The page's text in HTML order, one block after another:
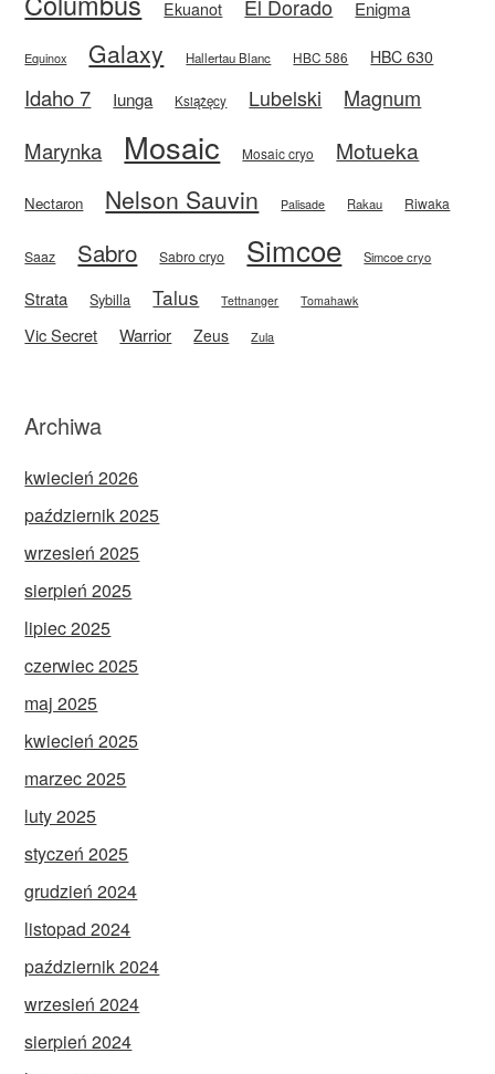
Ekuanot El Dorado Enigma
Equinox Galaxy Hallertau Blanc HBC 586 HBC 630
Idaho 7 Iunga Książęcy Lubelski
Magnum
Marynka
Mosaic Mosaic cryo Motueka
Nectaron Nelson Sauvin Palisade Rakau Riwaka
Saaz Sabro Sabro cryo Simcoe Simcoe cryo
Strata Sybilla Talus Tettnanger Tomahawk
Vic Secret Warrior Zeus Zula
Archiwa
kwiecień 2026
październik 2025
wrzesień 2025
sierpień 2025
lipiec 2025
czerwiec 2025
maj 2025
kwiecień 2025
marzec 2025
luty 2025
styczeń 2025
grudzień 2024
listopad 2024
październik 2024
wrzesień 2024
sierpień 2024